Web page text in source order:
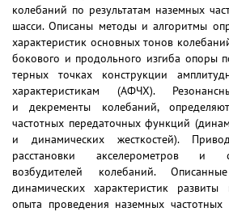
колебаний по результатам наземных
шасси. Описаны методы и алгоритмы
характеристик ос­новных тонов
бокового и продольного изгиба опоры
терных точках конструкции
характеристикам (АФЧХ).
и декременты колебаний,
частотных передаточных функций
и динамических жесткостей).
расстановки акселерометров и
возбудителей колебаний.
динамических характеристик
опыта проведения наземных